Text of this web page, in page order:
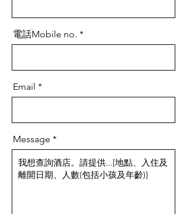
電話Mobile no.
Email
Message